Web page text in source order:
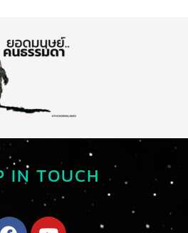
IN TOUCH